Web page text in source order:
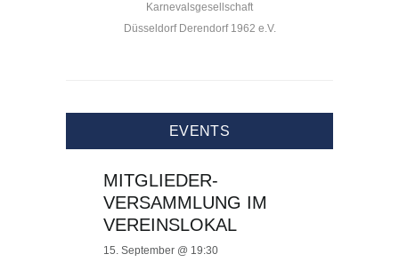
Karnevalsgesellschaft
Düsseldorf Derendorf 1962 e.V.
EVENTS
MITGLIEDER-
VERSAMMLUNG IM
VEREINSLOKAL
15. September @ 19:30